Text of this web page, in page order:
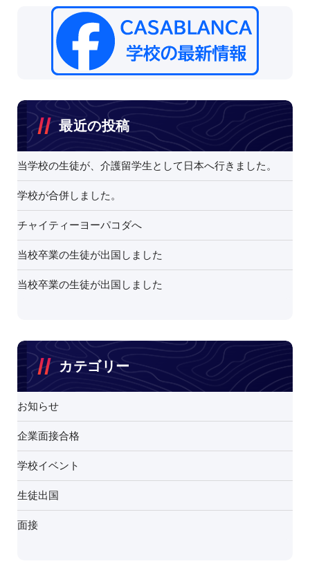
最近の投稿
当学校の生徒が、介護留学生として日本へ行きました。
学校が合併しました。
チャイティーヨーパコダへ
当校卒業の生徒が出国しました
当校卒業の生徒が出国しました
カテゴリー
お知らせ
企業面接合格
学校イベント
生徒出国
面接